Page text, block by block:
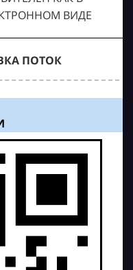
ВИДЕ
ПОТОК